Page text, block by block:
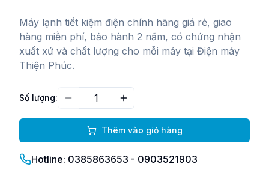
Máy lạnh tiết kiệm điện chính hãng giá rẻ, giao
hàng miễn phí, bảo hành 2 năm, có chứng nhận
xuất xứ và chất lượng cho mỗi máy tại Điện máy
Thiện Phúc.
Số lượng: Tăng
Thêm vào giỏ hàng
Hotline: 0385863653 - 0903521903